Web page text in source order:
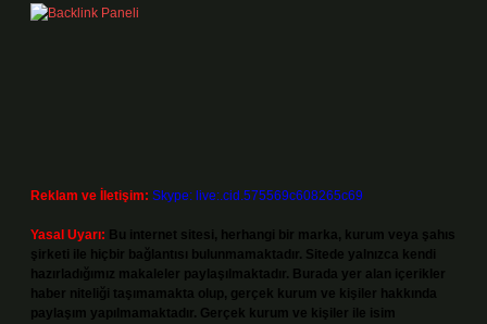
Reklam ve İletişim: Skype: live:.cid.575569c608265c69
Yasal Uyarı: Bu internet sitesi, herhangi bir marka, kurum veya şahıs
şirketi ile hiçbir bağlantısı bulunmamaktadır. Sitede yalnızca kendi
hazırladığımız makaleler paylaşılmaktadır. Burada yer alan içerikler
haber niteliği taşımamakta olup, gerçek kurum ve kişiler hakkında
paylaşım yapılmamaktadır. Gerçek kurum ve kişiler ile isim